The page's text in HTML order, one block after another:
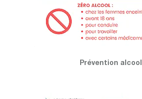
Prévention alcool